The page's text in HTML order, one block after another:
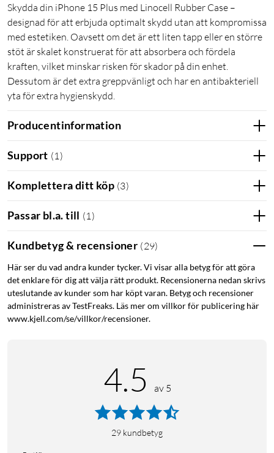
Skydda din iPhone 15 Plus med Linocell Rubber Case –
designad för att erbjuda optimalt skydd utan att kompromissa
med estetiken. Oavsett om det är ett liten tapp eller en större
stöt är skalet konstruerat för att absorbera och fördela
kraften, vilket minskar risken för skador på din enhet.
Dessutom är det extra greppvänligt och har en antibakteriell
yta för extra hygienskydd.
Producentinformation
Support (1)
Komplettera ditt köp (3)
Passar bl.a. till (1)
Kundbetyg & recensioner (29)
Här ser du vad andra kunder tycker. Vi visar alla betyg för att göra
det enklare för dig att välja rätt produkt. Recensionerna nedan skrivs
uteslutande av kunder som har köpt varan. Betyg och recensioner
administreras av TestFreaks. Läs mer om villkor för publicering här
www.kjell.com/se/villkor/recensioner.
4.5 av 5
29 kundbetyg